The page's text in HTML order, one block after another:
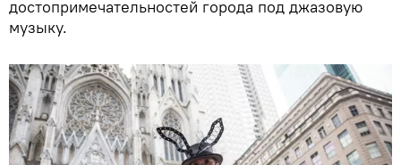
достопримечательностей города под джазовую
музыку.